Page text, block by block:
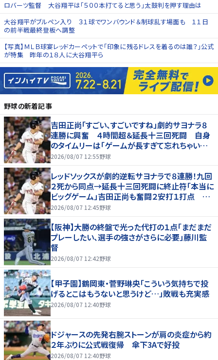
ロバーツ監督 大谷翔平は「５００本打てると思う」太鼓判を押す理由は
大谷翔平がブルペン入り ３１球でワンバウンド＆制球乱す場面も １１日
の前半戦最終登板へ調整
【写真】ＭＬＢ球宴レッドカーペットで「印象に残るドレスを着るのは誰？」公式
が特集 昨年の１８人に大谷翔平ら
野球の新着記事
吉田正尚「すごい、すごいですね」劇的サヨナラ８
連勝に興奮 ４時間超＆延長十三回死闘 自身
のタイムリーは「ゲームが長すぎて忘れちゃいまし
た」
2026/08/07 12:55野球
レッドソックスが劇的逆転サヨナラで８連勝！九回
２死から同点→延長十三回死闘に終止符「本当に
ビッグゲーム」吉田正尚も奮闘２安打１打点 靴
下対決で驚異のスイープ
2026/08/07 12:45野球
【阪神】大勝の終盤で光った代打の１点「まだまだ
プレーしたい、選手の強さがさらに必要」藤川監
督
2026/08/07 12:42野球
【甲子園】鶴岡東・菅野琳央「こういう気持ちで投
げるとこはもうないと思うけど…」敗戦も充実感
2026/08/07 12:40野球
ドジャースの先発右腕ストーンが肩の炎症から約
２年ぶりに公式戦復帰 傘下3Aで好投
2026/08/07 12:40野球